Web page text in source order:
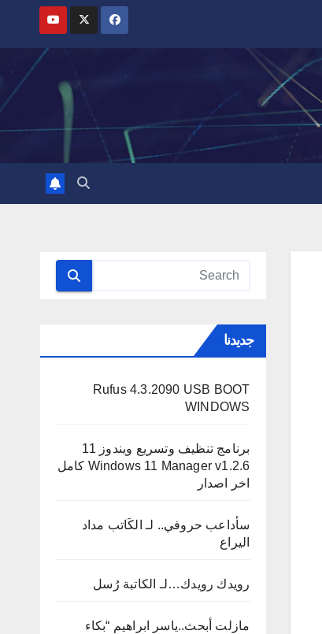
جديدنا
Rufus 4.3.2090 USB BOOT
WINDOWS
برنامج تنظيف وتسريع ويندوز 11
Windows 11 Manager v1.2.6 كامل
اخر اصدار
سأداعب حروفي.. لـ الكَاتب مداد
اليراع
رويدك رويدك…لـ الكاتبة رُسل
مازلت أبحث..ياسر ابراهيم “بكاء